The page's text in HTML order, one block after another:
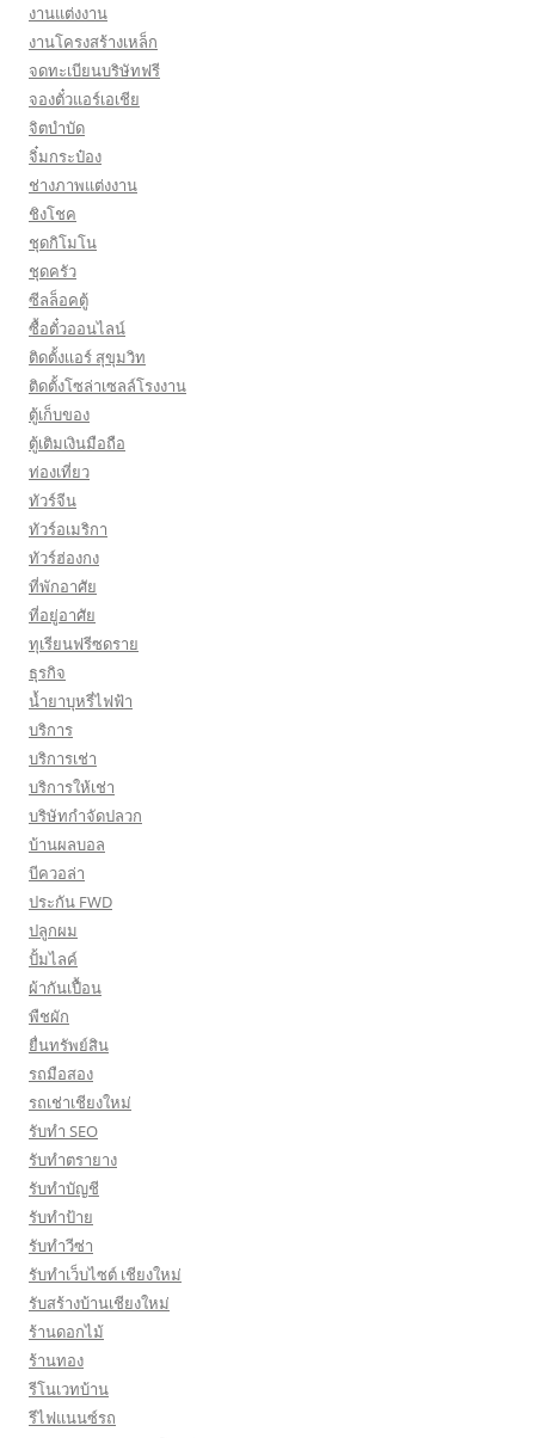
งานแต่งงาน
งานโครงสร้างเหล็ก
จดทะเบียนบริษัทฟรี
จองตั๋วแอร์เอเชีย
จิตบำบัด
จิ๋มกระป๋อง
ช่างภาพแต่งงาน
ชิงโชค
ชุดกิโมโน
ชุดครัว
ซีลล็อคตู้
ซื้อตั๋วออนไลน์
ติดตั้งเเอร์ สุขุมวิท
ติดตั้งโซล่าเซลล์โรงงาน
ตู้เก็บของ
ตู้เติมเงินมือถือ
ท่องเที่ยว
ทัวร์จีน
ทัวร์อเมริกา
ทัวร์ฮ่องกง
ที่พักอาศัย
ที่อยู่อาศัย
ทุเรียนฟรีซดราย
ธุรกิจ
น้ำยาบุหรี่ไฟฟ้า
บริการ
บริการเช่า
บริการให้เช่า
บริษัทกำจัดปลวก
บ้านผลบอล
บีควอล่า
ประกัน FWD
ปลูกผม
ปั้มไลค์
ผ้ากันเปื้อน
พืชผัก
ยื่นทรัพย์สิน
รถมือสอง
รถเช่าเชียงใหม่
รับทำ SEO
รับทำตรายาง
รับทำบัญชี
รับทำป้าย
รับทำวีซ่า
รับทำเว็บไซต์ เชียงใหม่
รับสร้างบ้านเชียงใหม่
ร้านดอกไม้
ร้านทอง
รีโนเวทบ้าน
รีไฟแนนซ์รถ